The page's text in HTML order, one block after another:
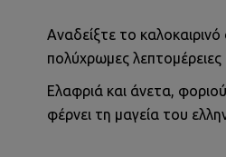
Αναδείξτε το
πολύχρωμες
Ελαφριά και άνετα,
φέρνει τη μαγεία του